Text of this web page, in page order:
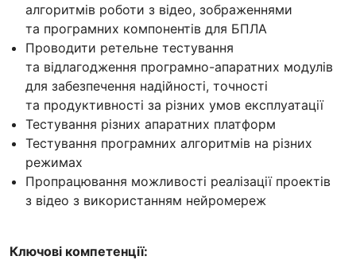
алгоритмів роботи з відео, зображеннями
та програмних компонентів для БПЛА
Проводити ретельне тестування
та відлагодження програмно-апаратних модулів
для забезпечення надійності, точності
та продуктивності за різних умов експлуатації
Тестування різних апаратних платформ
Тестування програмних алгоритмів на різних
режимах
Пропрацювання можливості реалізації проектів
з відео з використанням нейромереж
Ключові компетенції: